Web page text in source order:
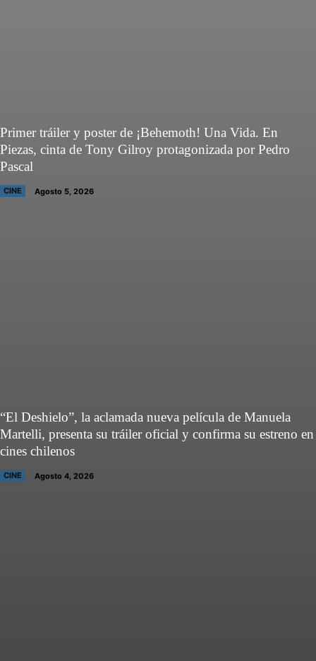
Primer tráiler y poster de ¡Behemoth! Una Vida. En
Piezas, cinta de Tony Gilroy protagonizada por Pedro
Pascal
CINE Agosto 5, 2026
“El Deshielo”, la aclamada nueva película de Manuela
Martelli, presenta su tráiler oficial y confirma su estreno en
cines chilenos
CINE Agosto 4, 2026